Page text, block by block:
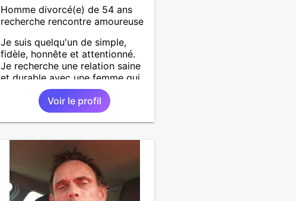
Homme divorcé(e) de 54 ans
recherche rencontre amoureuse
Je suis quelqu'un de simple,
fidèle, honnête et attentionné.
Je recherche une relation saine
et durable avec une femme qui
aura les mêmes centres d'intérêt
que moi et/ou voudra bien me
faire partager les siens.
Voir le profil